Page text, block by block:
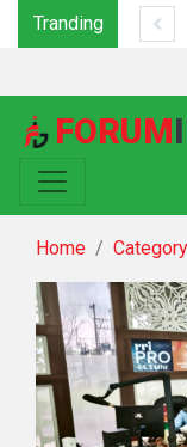
Tranding
FORUM
Home Category